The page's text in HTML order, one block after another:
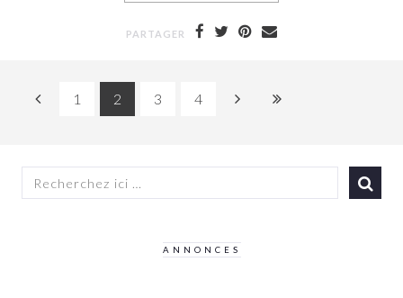
PARTAGER
1 2 3 4
ANNONCES